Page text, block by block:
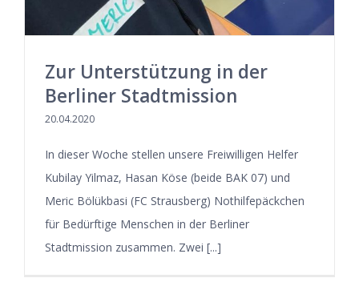
Zur Unterstützung in der
Berliner Stadtmission
20.04.2020
In dieser Woche stellen unsere Freiwilligen Helfer
Kubilay Yilmaz, Hasan Köse (beide BAK 07) und
Meric Bölükbasi (FC Strausberg) Nothilfepäckchen
für Bedürftige Menschen in der Berliner
Stadtmission zusammen. Zwei [...]